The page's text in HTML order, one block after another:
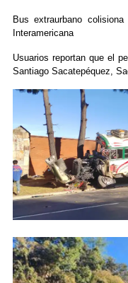
Bus extraurbano
Interamericana
Usuarios reportan que el
Santiago Sacatepéquez,